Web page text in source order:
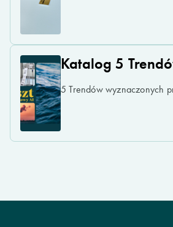
Katalog 5
5 Trendów wyznaczonych